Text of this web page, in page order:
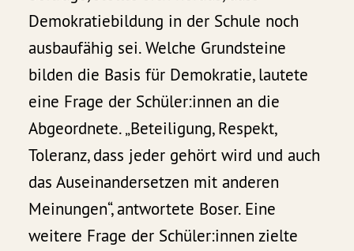
Demokratiebildung in der Schule noch
ausbaufähig sei. Welche Grundsteine
bilden die Basis für Demokratie, lautete
eine Frage der Schüler:innen an die
Abgeordnete. „Beteiligung, Respekt,
Toleranz, dass jeder gehört wird und auch
das Auseinandersetzen mit anderen
Meinungen“, antwortete Boser. Eine
weitere Frage der Schüler:innen zielte